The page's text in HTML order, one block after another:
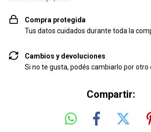
Compra protegida
Tus datos cuidados durante toda la
Cambios y devoluciones
Si no te gusta, podés cambiarlo por otro
Compartir: